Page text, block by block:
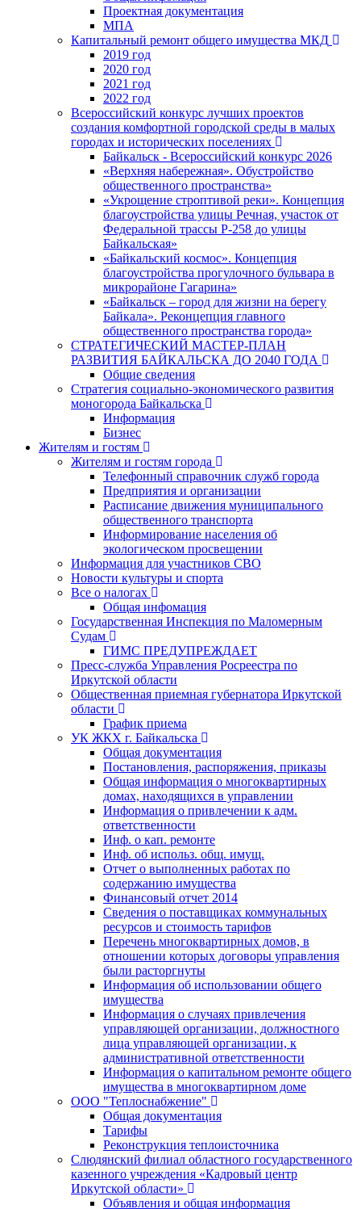
Проектная документация
МПА
Капитальный ремонт общего имущества МКД
2019 год
2020 год
2021 год
2022 год
Всероссийский конкурс лучших проектов
создания комфортной городской среды в малых
городах и исторических поселениях
Байкальск - Всероссийский конкурс 2026
«Верхняя набережная». Обустройство
общественного пространства»
«Укрощение строптивой реки». Концепция
благоустройства улицы Речная, участок от
Федеральной трассы Р-258 до улицы
Байкальская»
«Байкальский космос». Концепция
благоустройства прогулочного бульвара в
микрорайоне Гагарина»
«Байкальск – город для жизни на берегу
Байкала». Реконцепция главного
общественного пространства города»
СТРАТЕГИЧЕСКИЙ МАСТЕР-ПЛАН
РАЗВИТИЯ БАЙКАЛЬСКА ДО 2040 ГОДА
Общие сведения
Стратегия социально-экономического развития
моногорода Байкальска
Информация
Бизнес
Жителям и гостям
Жителям и гостям города
Телефонный справочник служб города
Предприятия и организации
Расписание движения муниципального
общественного транспорта
Информирование населения об
экологическом просвещении
Информация для участников СВО
Новости культуры и спорта
Все о налогах
Общая инфомация
Государственная Инспекция по Маломерным
Судам
ГИМС ПРЕДУПРЕЖДАЕТ
Пресс-служба Управления Росреестра по
Иркутской области
Общественная приемная губернатора Иркутской
области
График приема
УК ЖКХ г. Байкальска
Общая документация
Постановления, распоряжения, приказы
Общая информация о многоквартирных
домах, находящихся в управлении
Информация о привлечении к адм.
ответственности
Инф. о кап. ремонте
Инф. об использ. общ. имущ.
Отчет о выполненных работах по
содержанию имущества
Финансовый отчет 2014
Сведения о поставщиках коммунальных
ресурсов и стоимость тарифов
Перечень многоквартирных домов, в
отношении которых договоры управления
были расторгнуты
Информация об использовании общего
имущества
Информация о случаях привлечения
управляющей организации, должностного
лица управляющей организации, к
административной ответственности
Информация о капитальном ремонте общего
имущества в многоквартирном доме
ООО "Теплоснабжение"
Общая документация
Тарифы
Реконструкция теплоисточника
Слюдянский филиал областного государственного
казенного учреждения «Кадровый центр
Иркутской области»
Объявления и общая информация